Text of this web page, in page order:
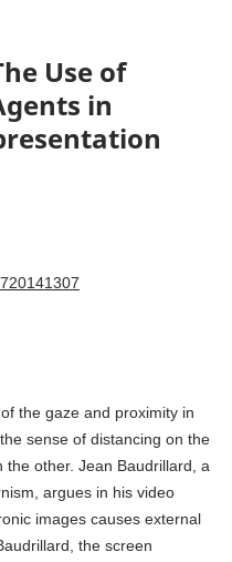
Use of
in
the gaze and proximity in
sense of distancing on the
other. Jean Baudrillard, a
argues in his video
images causes external
the screen